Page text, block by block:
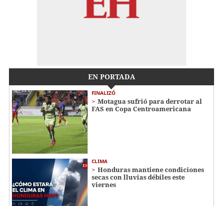
EN PORTADA
FINALIZÓ
Motagua sufrió para derrotar al
FAS en Copa Centroamericana
CLIMA
Honduras mantiene condiciones
secas con lluvias débiles este
viernes